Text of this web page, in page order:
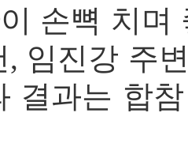
손뼉 치며
, 임진강 주
결과는 합